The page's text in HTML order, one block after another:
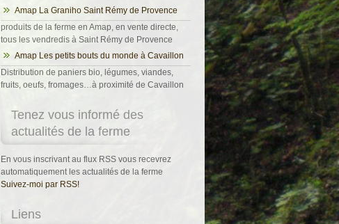
Amap La Graniho Saint Rémy de Provence
produits de la ferme en Amap, en vente directe,
tous les vendredis à Saint Rémy de Provence
Amap Les petits bouts du monde à Cavaillon
Distribution de paniers bio, légumes, viandes,
fruits, oeufs, fromages…à proximité de Cavaillon
Tenez vous informé des
actualités de la ferme
En vous inscrivant au flux RSS vous recevrez
automatiquement les actualités de la ferme
Suivez-moi par RSS!
Liens